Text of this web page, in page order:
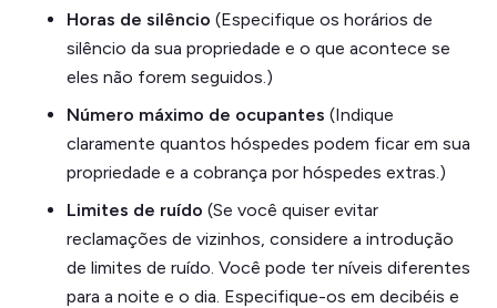
Horas de silêncio (Especifique os horários de
silêncio da sua propriedade e o que acontece se
eles não forem seguidos.)
Número máximo de ocupantes (Indique
claramente quantos hóspedes podem ficar em sua
propriedade e a cobrança por hóspedes extras.)
Limites de ruído (Se você quiser evitar
reclamações de vizinhos, considere a introdução
de limites de ruído. Você pode ter níveis diferentes
para a noite e o dia. Especifique-os em decibéis e